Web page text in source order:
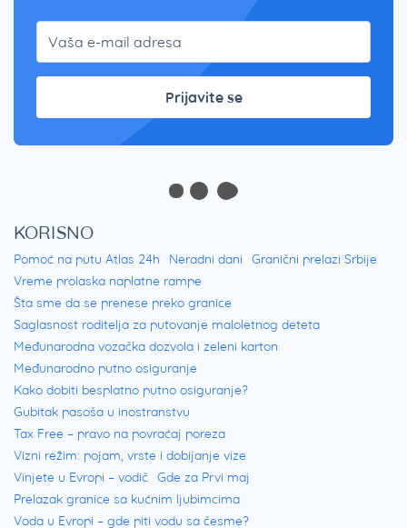
Prijavite se
KORISNO
Pomoć na putu Atlas 24h Neradni dani
Granični prelazi Srbije
Vreme prolaska naplatne rampe
Šta sme da se prenese preko granice
Saglasnost roditelja za putovanje maloletnog deteta
Međunarodna vozačka dozvola i zeleni karton
Međunarodno putno osiguranje
Kako dobiti besplatno putno osiguranje?
Gubitak pasoša u inostranstvu
Tax Free – pravo na povraćaj poreza
Vizni režim: pojam, vrste i dobijanje vize
Vinjete u Evropi – vodič Gde za Prvi maj
Prelazak granice sa kućnim ljubimcima
Voda u Evropi – gde piti vodu sa česme?